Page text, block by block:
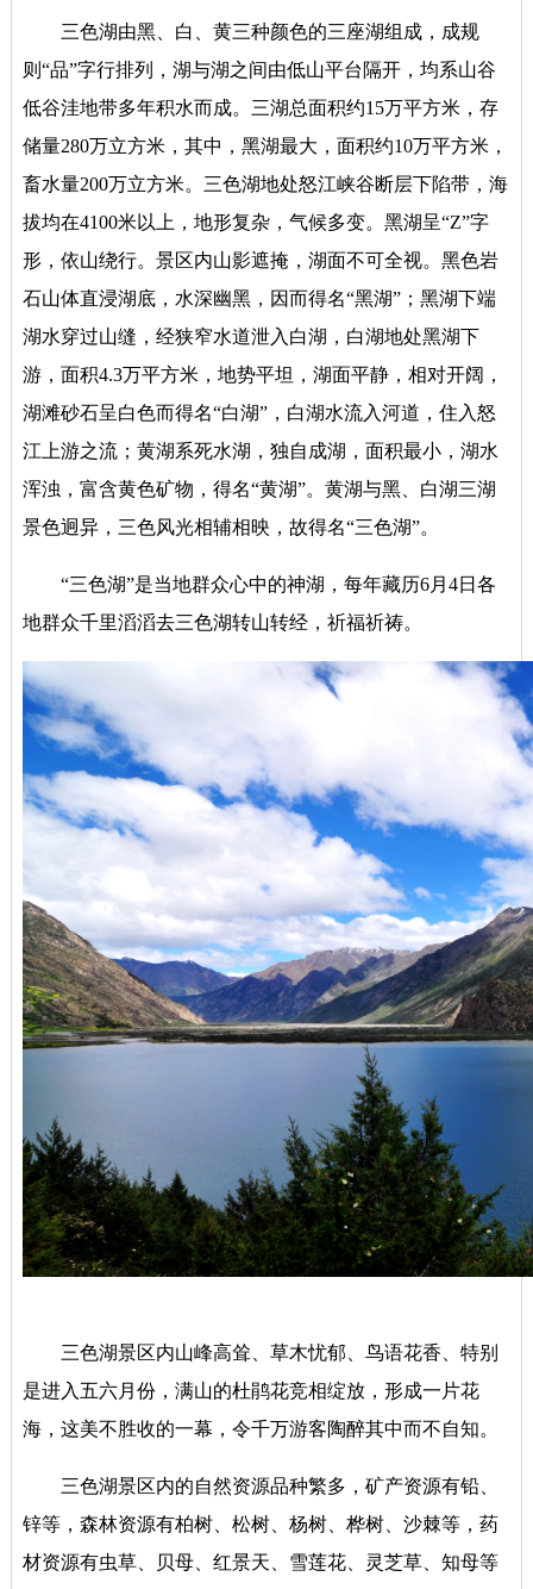
三色湖由黑、白、黄三种颜色的三座湖组成，成规
则 “品”字行排列，湖与湖之间由低山平台隔开，均系山谷
低谷洼地带多年积水而成。三湖总面积约15万平方米，存
储量280万立方米，其中，黑湖最大，面积约10万平方米，
畜水量200万立方米。三色湖地处怒江峡谷断层下陷带，海
拔均在4100米以上，地形复杂，气候多变。黑湖呈“Z”字
形，依山绕行。景区内山影遮掩，湖面不可全视。黑色岩
石山体直浸湖底，水深幽黑，因而得名“黑湖”；黑湖下端
湖水穿过山缝，经狭窄水道泄入白湖，白湖地处黑湖下
游，面积4.3万平方米，地势平坦，湖面平静，相对开阔，
湖滩砂石呈白色而得名“白湖”，白湖水流入河道，住入怒
江上游之流；黄湖系死水湖，独自成湖，面积最小，湖水
浑浊，富含黄色矿物，得名“黄湖”。黄湖与黑、白湖三湖
景色迥异，三色风光相辅相映，故得名“三色湖”。
“三色湖”是当地群众心中的神湖，每年藏历6月4日各
地群众千里滔滔去三色湖转山转经，祈福祈祷。
三色湖景区内山峰高耸、草木忧郁、鸟语花香、特别
是进入五六月份，满山的杜鹃花竞相绽放，形成一片花
海，这美不胜收的一幕，令千万游客陶醉其中而不自知。
三色湖景区内的自然资源品种繁多，矿产资源有铅、
锌等，森林资源有柏树、松树、杨树、桦树、沙棘等，药
材资源有虫草、贝母、红景天、雪莲花、灵芝草、知母等